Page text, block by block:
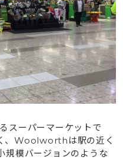
スーパーマーケットで
、Woolworthは駅の近く
模バージョンのような